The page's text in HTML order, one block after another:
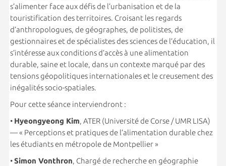
s’alimenter face aux défis de l’urbanisation et de la
touristification des territoires. Croisant les regards
d’anthropologues, de géographes, de politistes, de
gestionnaires et de spécialistes des sciences de l’éducation, il
s’intéresse aux conditions d’accès à une alimentation
durable, saine et locale, dans un contexte marqué par des
tensions géopolitiques internationales et le creusement des
inégalités socio-spatiales.
Pour cette séance interviendront :
• Hyeongyeong Kim, ATER (Université de Corse / UMR LISA)
— « Perceptions et pratiques de l’alimentation durable chez
les étudiants en métropole de Montpellier »
•Simon Vonthron, Chargé de recherche en géographie